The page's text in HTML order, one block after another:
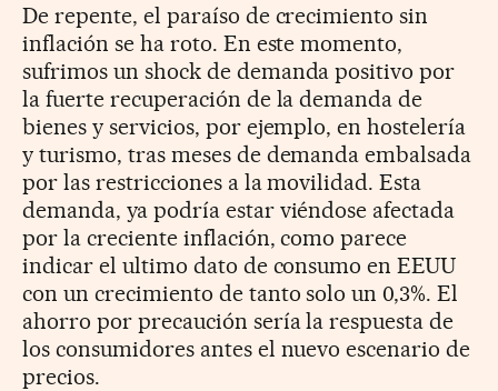
De repente, el paraíso de crecimiento sin
inflación se ha roto. En este momento,
sufrimos un shock de demanda positivo por
la fuerte recuperación de la demanda de
bienes y servicios, por ejemplo, en hostelería
y turismo, tras meses de demanda embalsada
por las restricciones a la movilidad. Esta
demanda, ya podría estar viéndose afectada
por la creciente inflación, como parece
indicar el ultimo dato de consumo en EEUU
con un crecimiento de tanto solo un 0,3%. El
ahorro por precaución sería la respuesta de
los consumidores antes el nuevo escenario de
precios.